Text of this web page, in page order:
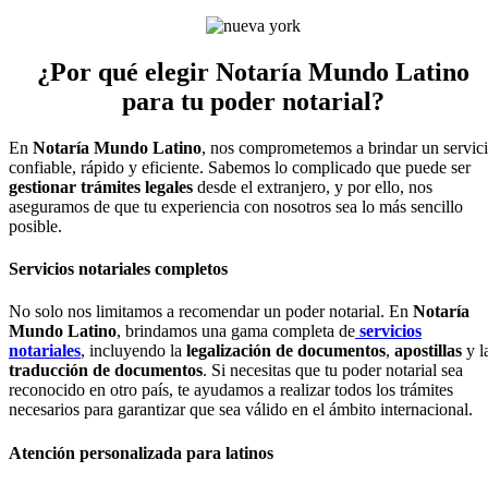
¿Por qué elegir Notaría Mundo Latino
para tu poder notarial?
En Notaría Mundo Latino, nos comprometemos a brindar un
confiable, rápido y eficiente. Sabemos lo complicado que puede ser
gestionar trámites legales desde el extranjero, y por ello, nos
aseguramos de que tu experiencia con nosotros sea lo más sencillo
posible.
Servicios notariales completos
No solo nos limitamos a recomendar un poder notarial. En Notaría
Mundo Latino, brindamos una gama completa de servicios
notariales, incluyendo la legalización de documentos, apostillas y
traducción de documentos. Si necesitas que tu poder notarial sea
reconocido en otro país, te ayudamos a realizar todos los trámites
necesarios para garantizar que sea válido en el ámbito internacional.
Atención personalizada para latinos